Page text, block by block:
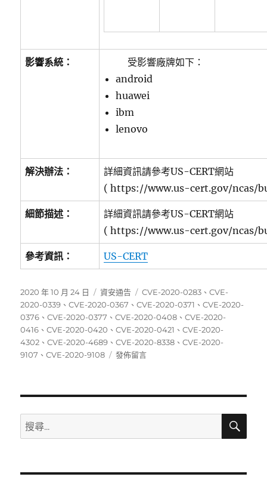
影響系統：
受影響廠牌如下：
android
huawei
ibm
lenovo
解決辦法：
詳細資訊請參考US-CERT網站
( https://www.us-cert.gov/ncas/
細節描述：
詳細資訊請參考US-CERT網站
( https://www.us-cert.gov/ncas/
參考資訊： US-CERT
發
佈
日
期:
2020 年 10 月 24 日
分
類
資安通告
標
籤
CVE-2020-0283 、CVE-
2020-0339 、CVE-2020-0367 、CVE-2020-0371 、CVE-2020-
0376 、CVE-2020-0377 、CVE-2020-0408 、CVE-2020-
0416 、CVE-2020-0420 、CVE-2020-0421 、CVE-2020-
4302 、CVE-2020-4689 、CVE-2020-8338 、CVE-2020-
9107 、CVE-2020-9108
在
點
脅
發佈留言
搜
尋
鍵
搜